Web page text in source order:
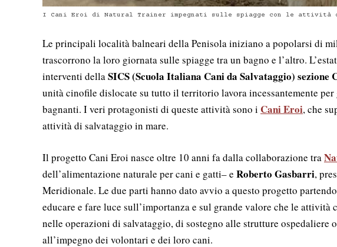
I Cani Eroi di Natural Trainer impegnati sulle spiagge con le attività
Le principali località balneari della Penisola iniziano a popolarsi di
trascorrono la loro giornata sulle spiagge tra un bagno e l’altro.
interventi dellaSICS (Scuola Italiana Cani da Salvataggio) sezione
unità cinofile dislocate su tutto il territorio lavora incessantemente per
bagnanti. I veri protagonisti di queste attività sono i Cani Eroi, che
attività di salvataggio in mare.
Il progetto Cani Eroi nasce oltre 10 anni fa dalla collaborazione tra
dell’alimentazione naturale per cani e gatti– e Roberto Gasbarri,
Meridionale. Le due parti hanno dato avvio a questo progetto
educare e fare luce sull’importanza e sul grande valore che le
nelle operazioni di salvataggio, di sostegno alle strutture ospedaliere
all’impegno dei volontari e dei loro cani.